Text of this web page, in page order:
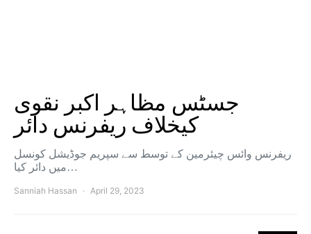
جسٹس مظاہر اکبر نقوی
کیخلاف ریفرنس دائر
ریفرنس وائس چیئرمین کے توسط سے سپریم جوڈیشل کونسل
میں دائر کیا…
Sanniah Hassan April 29, 2023